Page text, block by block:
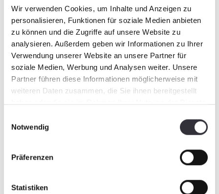
Wir verwenden Cookies, um Inhalte und Anzeigen zu
personalisieren, Funktionen für soziale Medien anbieten
zu können und die Zugriffe auf unsere Website zu
analysieren. Außerdem geben wir Informationen zu Ihrer
Verwendung unserer Website an unsere Partner für
soziale Medien, Werbung und Analysen weiter. Unsere
Partner führen diese Informationen möglicherweise mit
weiteren Daten zusammen, die Sie ihnen bereitgestellt
haben oder die sie im Rahmen Ihrer Nutzung der Dienste
Notwendig
Präferenzen
Statistiken